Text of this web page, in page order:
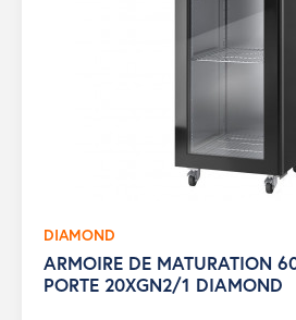
DIAMOND
ARMOIRE DE MATURATION
PORTE 20XGN2/1 DIAMOND